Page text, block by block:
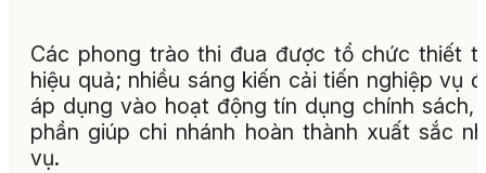
Các phong trào thi đua được tổ chức thiết
hiệu quả; nhiều sáng kiến cải tiến nghiệp vụ
áp dụng vào hoạt động tín dụng chính sách,
phần giúp chi nhánh hoàn thành xuất sắc
vụ.